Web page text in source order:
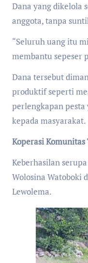
Dana yang dikelola
anggota, tanpa
“Seluruh uang itu
membantu sepeser
Dana tersebut
produktif seperti
perlengkapan pesta
kepada masyarakat.
Koperasi
Keberhasilan
Wolosina Watoboki
Lewolema.